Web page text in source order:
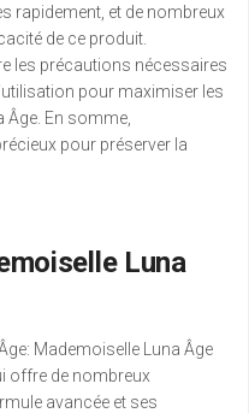
rapidement, et de nombreux
de ce produit.
les précautions nécessaires
pour maximiser les
En somme,
pour préserver la
Luna
Mademoiselle Luna Âge
offre de nombreux
avancée et ses